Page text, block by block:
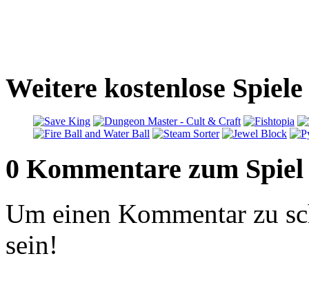
Weitere kostenlose
0 Kommentare zum Spiel
Um einen Kommentar zu
sein!